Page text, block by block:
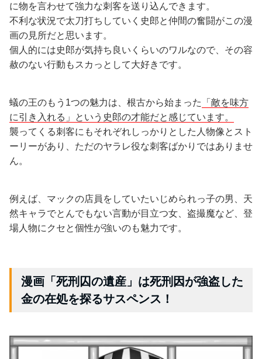
に物を言わせて強力な刺客を送り込んできます。
不利な状況で太刀打ちしていく史郎と仲間の奮闘がこの漫
画の見所だと思います。
個人的には史郎が気持ち良いくらいのワルなので、その容
赦のない行動もスカっとして大好きです。
蟻の王のもう1つの魅力は、根古から始まった
「敵を味方
に引き入れる」という史郎の才能だと感じています。
襲ってくる刺客にもそれぞれしっかりとした人物像とスト
ーリーがあり、ただのヤラレ役な刺客ばかりではありませ
ん。
例えば、マックの店員をしていたいじめられっ子の男、天
然キャラでとんでもない言動が目立つ女、盗撮魔など、登
場人物にクセと個性が強いのも魅力です。
漫画「死刑囚の遺産」は死刑因が強盗した
金の在処を探るサスペンス！